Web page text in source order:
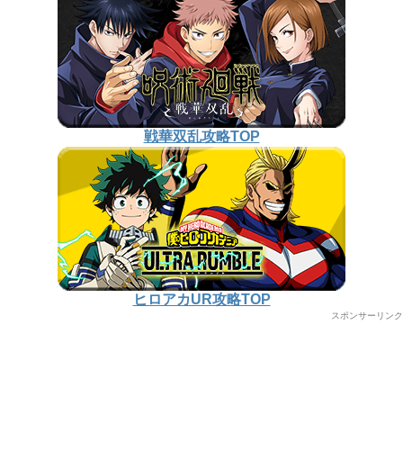
戦華双乱攻略TOP
ヒロアカUR攻略TOP
スポンサーリンク